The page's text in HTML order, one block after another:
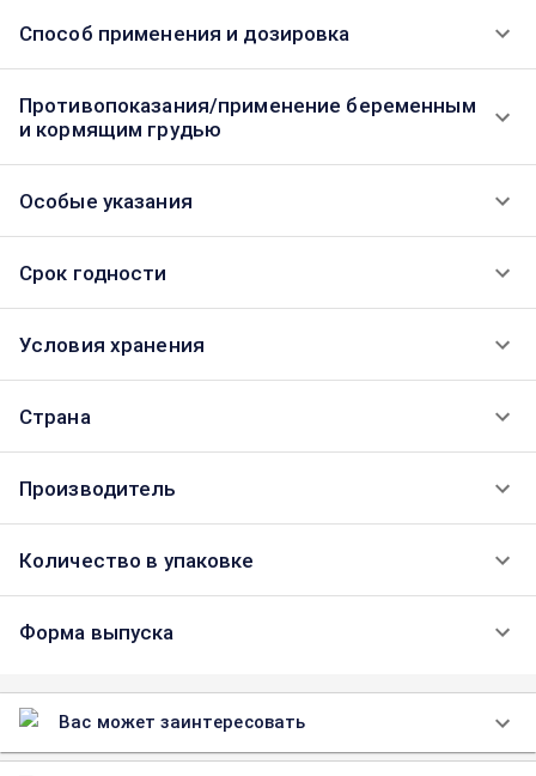
Способ применения и дозировка
Противопоказания/применение беременным
и кормящим грудью
Особые указания
Срок годности
Условия хранения
Страна
Производитель
Количество в упаковке
Форма выпуска
Вас может заинтересовать